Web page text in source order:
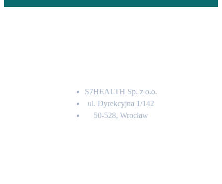
S7HEALTH Sp. z o.o.
ul. Dyrekcyjna 1/142
50-528, Wrocław